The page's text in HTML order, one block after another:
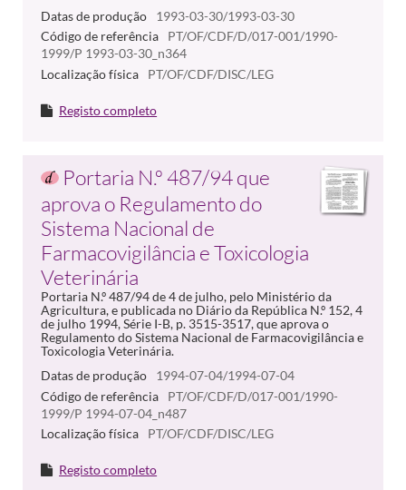
Datas de produção
1993-03-30/1993-03-30
Código de referência
PT/OF/CDF/D/017-001/1990-
1999/P 1993-03-30_n364
Localização física
PT/OF/CDF/DISC/LEG
Registo completo
Portaria N.º 487/94 que
aprova o Regulamento do
Sistema Nacional de
Farmacovigilância e Toxicologia
Veterinária
Portaria N.º 487/94 de 4 de julho, pelo Ministério da
Agricultura, e publicada no Diário da República N.º 152, 4
de julho 1994, Série I-B, p. 3515-3517, que aprova o
Regulamento do Sistema Nacional de Farmacovigilância e
Toxicologia Veterinária.
Datas de produção
1994-07-04/1994-07-04
Código de referência
PT/OF/CDF/D/017-001/1990-
1999/P 1994-07-04_n487
Localização física
PT/OF/CDF/DISC/LEG
Registo completo